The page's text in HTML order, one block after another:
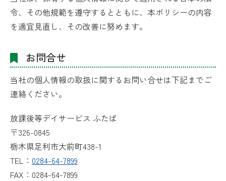
令、その他規範を遵守するとともに、本ポリシーの内容
を適宜見直し、その改善に努めます。
お問合せ
当社の個人情報の取扱に関するお問い合せは下記までご
連絡ください。
放課後等デイサービス ふたば
〒326-0845
栃木県足利市大前町438-1
TEL： 0284-64-7899
FAX：0284-64-7899